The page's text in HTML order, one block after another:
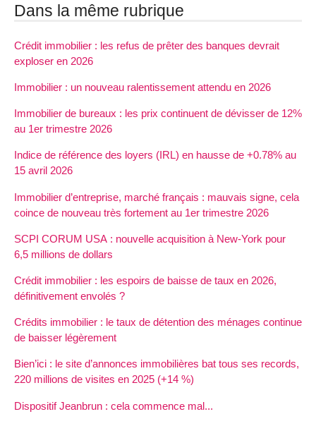
Dans la même rubrique
Crédit immobilier : les refus de prêter des banques devrait
exploser en 2026
Immobilier : un nouveau ralentissement attendu en 2026
Immobilier de bureaux : les prix continuent de dévisser de 12%
au 1er trimestre 2026
Indice de référence des loyers (IRL) en hausse de +0.78% au
15 avril 2026
Immobilier d’entreprise, marché français : mauvais signe, cela
coince de nouveau très fortement au 1er trimestre 2026
SCPI CORUM USA : nouvelle acquisition à New-York pour
6,5 millions de dollars
Crédit immobilier : les espoirs de baisse de taux en 2026,
définitivement envolés ?
Crédits immobilier : le taux de détention des ménages continue
de baisser légèrement
Bien’ici : le site d’annonces immobilières bat tous ses records,
220 millions de visites en 2025 (+14 %)
Dispositif Jeanbrun : cela commence mal...